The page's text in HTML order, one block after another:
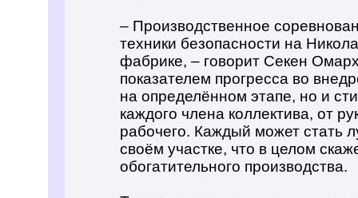
– Производственное
техники безопасности на
фабрике, – говорит Секен
показателем прогресса во
на определённом этапе, но и
каждого члена коллектива, от
рабочего. Каждый может стать
своём участке, что в целом
обогатительного производства.